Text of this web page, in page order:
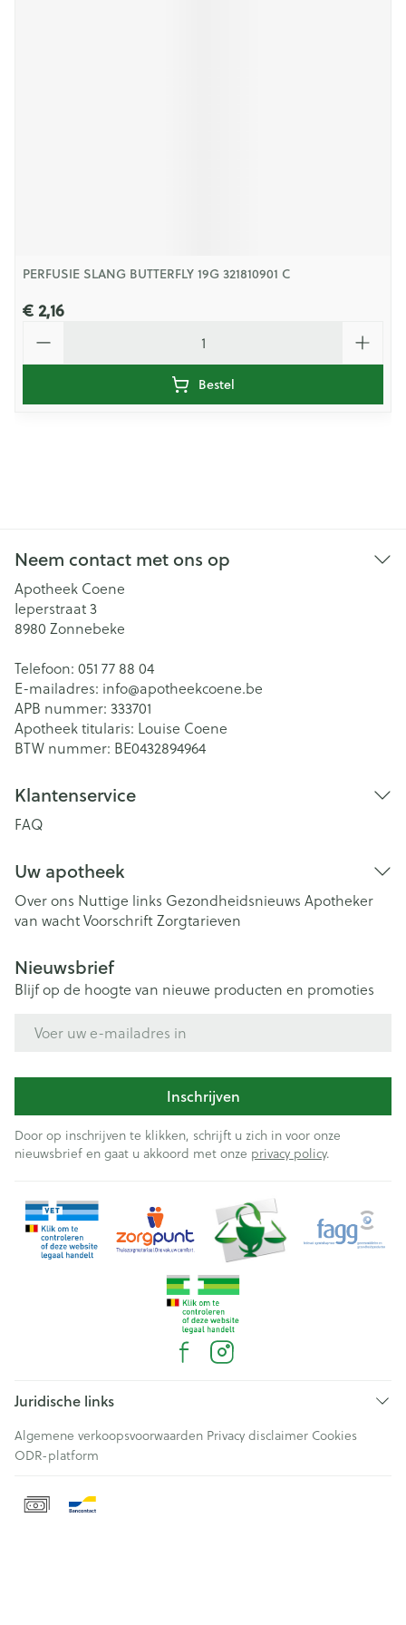
PERFUSIE SLANG BUTTERFLY 19G 321810901 C
€ 2,16
Bestel
Neem contact met ons op
Apotheek Coene
Ieperstraat 3
8980 Zonnebeke
Telefoon: 051 77 88 04
E-mailadres: info@apotheekcoene.be
APB nummer: 333701
Apotheek titularis: Louise Coene
BTW nummer: BE0432894964
Klantenservice
FAQ
Uw apotheek
Over ons Nuttige links Gezondheidsnieuws Apotheker
van wachtVoorschriftZorgtarieven
Nieuwsbrief
Blijf op de hoogte van nieuwe producten en promoties
Inschrijven
Door op inschrijven te klikken, schrijft u zich in voor onze
nieuwsbrief en gaat u akkoord met onze privacy policy.
Juridische links
Algemene verkoopsvoorwaarden Privacy disclaimer Cookies
ODR-platform